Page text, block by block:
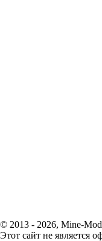
© 2013 - 2026, Mine-
Этот сайт не является